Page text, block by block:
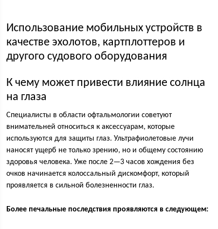
Использование мобильных устройств в
качестве эхолотов, картплоттеров и
другого судового оборудования
К чему может привести влияние солнца
на глаза
Специалисты в области офтальмологии советуют
внимательней относиться к аксессуарам, которые
используются для защиты глаз. Ультрафиолетовые лучи
наносят ущерб не только зрению, но и общему состоянию
здоровья человека. Уже после 2—3 часов хождения без
очков начинается колоссальный дискомфорт, который
проявляется в сильной болезненности глаз.
Более печальные последствия проявляются в следующем: